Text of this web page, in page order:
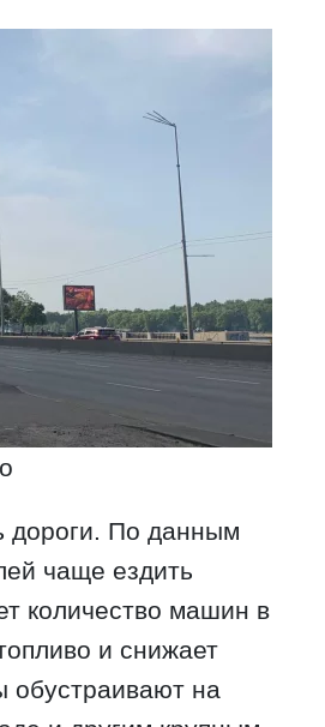
дороги. По данным
чаще ездить
количество машин в
и снижает
обустраивают на